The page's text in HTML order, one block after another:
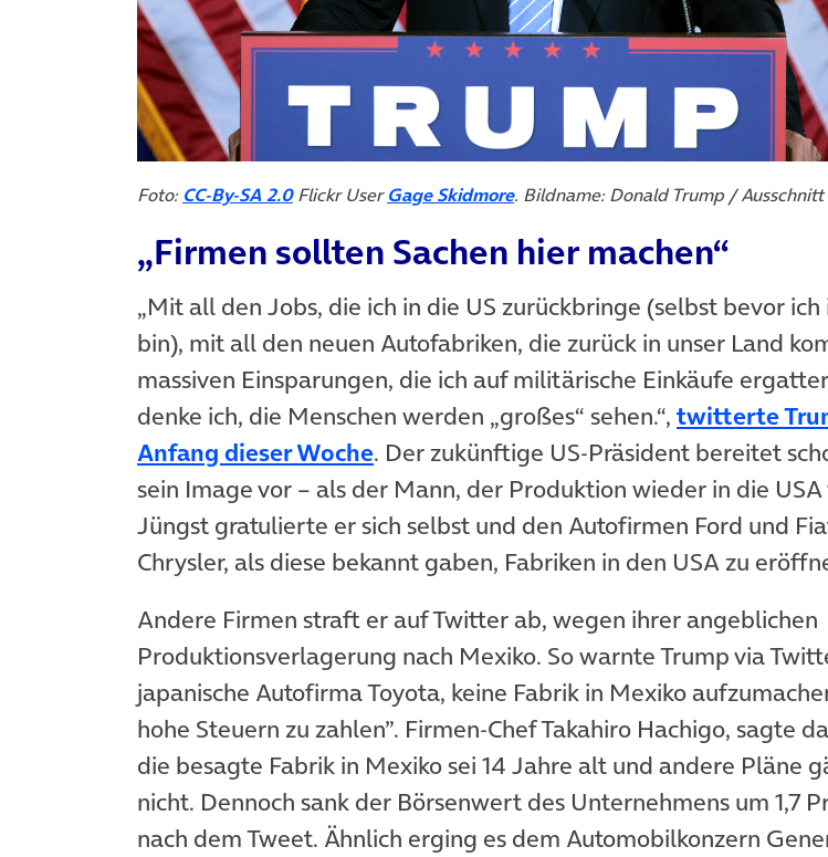
Foto: CC-By-SA 2.0(öffnet in neuem Tab)
Flickr UserGage Skidmore(öffnet in neuem Tab)
. Bildname: Donald Trump /
„Firmen sollten Sachen hier machen“
„Mit all den Jobs, die ich in die US zurückbringe (selbst bevor
bin), mit all den neuen Autofabriken, die zurück in unser Land
massiven Einsparungen, die ich auf militärische Einkäufe
denke ich, die Menschen werden „großes“ sehen.“, twitterte
Anfang dieser Woche(öffnet in neuem Tab)
. Der zukünftige US-Präsident bereitet
sein Image vor – als der Mann, der Produktion wieder in die
Jüngst gratulierte er sich selbst und den Autofirmen Ford und
Chrysler, als diese bekannt gaben, Fabriken in den USA zu
Andere Firmen straft er auf Twitter ab, wegen ihrer angeblichen
Produktionsverlagerung nach Mexiko. So warnte Trump via
japanische Autofirma Toyota, keine Fabrik in Mexiko
hohe Steuern zu zahlen”. Firmen-Chef Takahiro Hachigo, sagte
die besagte Fabrik in Mexiko sei 14 Jahre alt und andere Pläne
nicht. Dennoch sank der Börsenwert des Unternehmens um 1,7
nach dem Tweet. Ähnlich erging es dem Automobilkonzern